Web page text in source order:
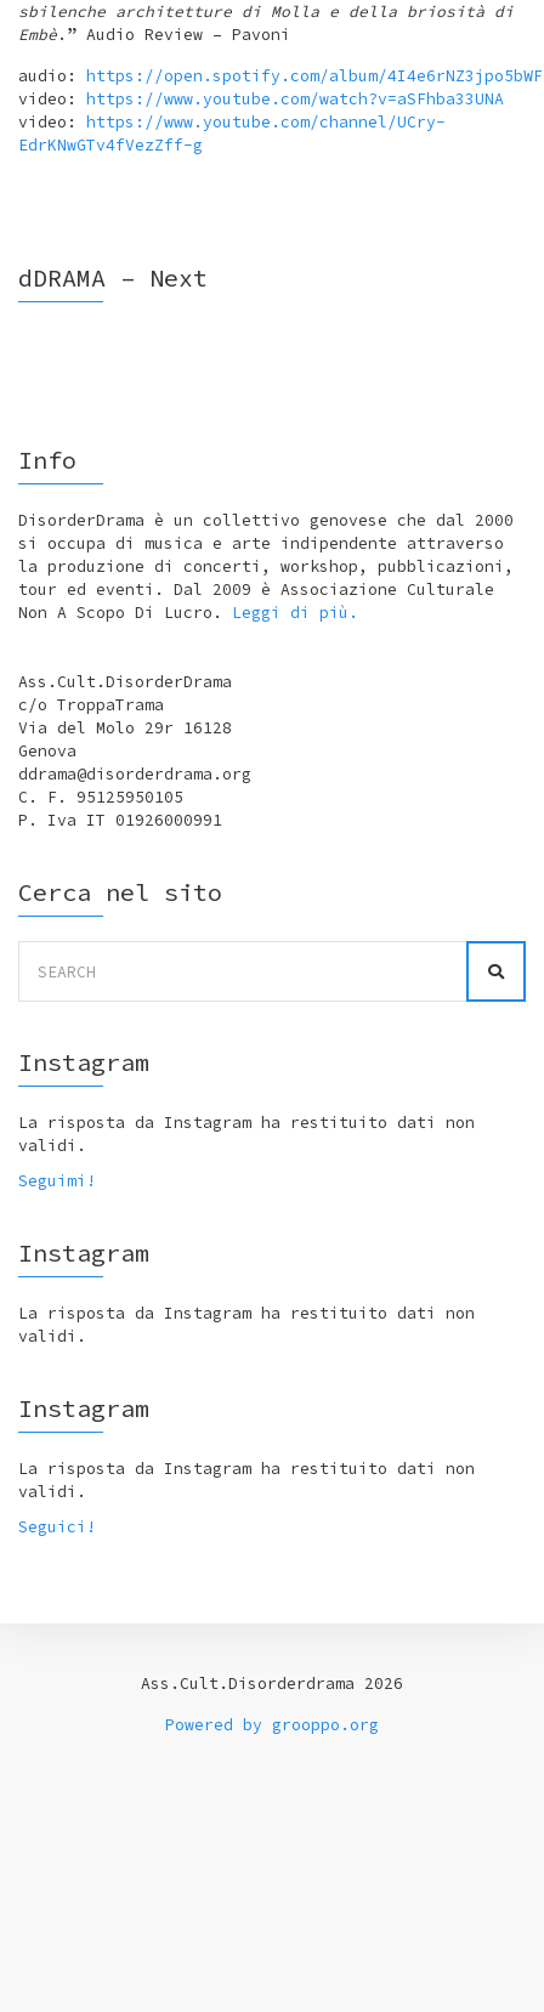
sbilenche architetture di Molla e della briosità di
Embè.” Audio Review – Pavoni
audio: https://open.spotify.com/album/
video: https://www.youtube.com/watch?v=aSFhba33UNA
video: https://www.youtube.com/channel/UCry-
EdrKNwGTv4fVezZff-g
dDRAMA – Next
Info
DisorderDrama è un collettivo genovese che dal 2000
si occupa di musica e arte indipendente attraverso
la produzione di concerti, workshop, pubblicazioni,
tour ed eventi. Dal 2009 è Associazione Culturale
Non A Scopo Di Lucro. Leggi di più.
Ass.Cult.DisorderDrama
c/o TroppaTrama
Via del Molo 29r 16128
Genova
ddrama@disorderdrama.org
C. F. 95125950105
P. Iva IT 01926000991
Cerca nel sito
for:
Instagram
La risposta da Instagram ha restituito dati non
validi.
Seguimi!
Instagram
La risposta da Instagram ha restituito dati non
validi.
Instagram
La risposta da Instagram ha restituito dati non
validi.
Seguici!
Ass.Cult.Disorderdrama 2026
Powered by grooppo.org